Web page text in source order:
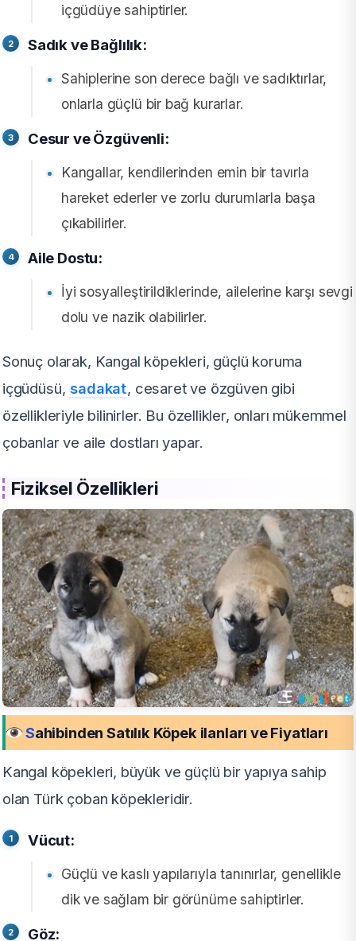
içgüdüye sahiptirler.
Sadık ve Bağlılık:
Sahiplerine son derece bağlı ve sadıktırlar,
onlarla güçlü bir bağ kurarlar.
Cesur ve Özgüvenli:
Kangallar, kendilerinden emin bir tavırla
hareket ederler ve zorlu durumlarla başa
çıkabilirler.
Aile Dostu:
İyi sosyalleştirildiklerinde, ailelerine karşı sevgi
dolu ve nazik olabilirler.
Sonuç olarak, Kangal köpekleri, güçlü koruma
içgüdüsü, sadakat, cesaret ve özgüven gibi
özellikleriyle bilinirler. Bu özellikler, onları mükemmel
çobanlar ve aile dostları yapar.
Fiziksel Özellikleri
Sahibinden Satılık Köpek ilanları ve Fiyatları
Kangal köpekleri, büyük ve güçlü bir yapıya sahip
olan Türk çoban köpekleridir.
Vücut:
Güçlü ve kaslı yapılarıyla tanınırlar, genellikle
dik ve sağlam bir görünüme sahiptirler.
Göz: